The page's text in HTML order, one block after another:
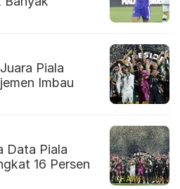
Piala
Imbau
Data Piala
16 Persen